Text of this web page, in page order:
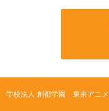
学校法人 創都学園 東京アニ